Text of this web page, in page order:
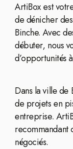
ArtiBox est
de dénicher
Binche. Avec
débuter, nous
d’opportunités
Dans la ville
de projets en
entreprise.
recommandant
négociés.